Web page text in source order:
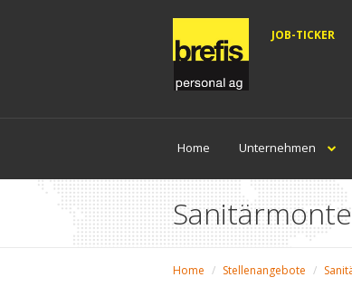
JOB-TICKER
Home Unternehmen
Home Stellenangebote